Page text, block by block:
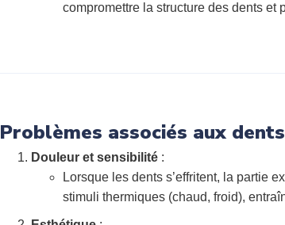
compromettre la structure des dents et
Problèmes associés aux
Douleur et sensibilité :
Lorsque les dents s’effritent, la partie
stimuli thermiques (chaud, froid),